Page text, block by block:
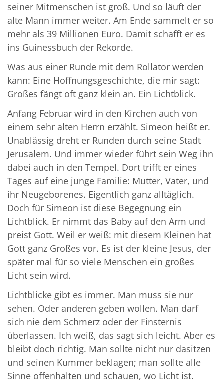
seiner Mitmenschen ist groß. Und so läuft der
alte Mann immer weiter. Am Ende sammelt er so
mehr als 39 Millionen Euro. Damit schafft er es
ins Guinessbuch der Rekorde.
Was aus einer Runde mit dem Rollator werden
kann: Eine Hoffnungsgeschichte, die mir sagt:
Großes fängt oft ganz klein an. Ein Lichtblick.
Anfang Februar wird in den Kirchen auch von
einem sehr alten Herrn erzählt. Simeon heißt er.
Unablässig dreht er Runden durch seine Stadt
Jerusalem. Und immer wieder führt sein Weg ihn
dabei auch in den Tempel. Dort trifft er eines
Tages auf eine junge Familie: Mutter, Vater, und
ihr Neugeborenes. Eigentlich ganz alltäglich.
Doch für Simeon ist diese Begegnung ein
Lichtblick. Er nimmt das Baby auf den Arm und
preist Gott. Weil er weiß: mit diesem Kleinen hat
Gott ganz Großes vor. Es ist der kleine Jesus, der
später mal für so viele Menschen ein großes
Licht sein wird.
Lichtblicke gibt es immer. Man muss sie nur
sehen. Oder anderen geben wollen. Man darf
sich nie dem Schmerz oder der Finsternis
überlassen. Ich weiß, das sagt sich leicht. Aber es
bleibt doch richtig. Man sollte nicht nur dasitzen
und seinen Kummer beklagen; man sollte alle
Sinne offenhalten und schauen, wo Licht ist.